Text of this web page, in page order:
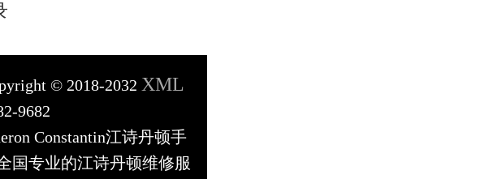
© 2018-2032 XML
9682
Constantin江诗丹顿手
国专业的江诗丹顿维修服